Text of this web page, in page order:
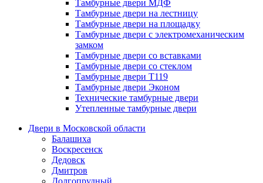
Тамбурные двери МДФ
Тамбурные двери на лестницу
Тамбурные двери на площадку
Тамбурные двери с электромеханическим
замком
Тамбурные двери со вставками
Тамбурные двери со стеклом
Тамбурные двери Т119
Тамбурные двери Эконом
Технические тамбурные двери
Утепленные тамбурные двери
Двери в Московской области
Балашиха
Воскресенск
Дедовск
Дмитров
Долгопрудный